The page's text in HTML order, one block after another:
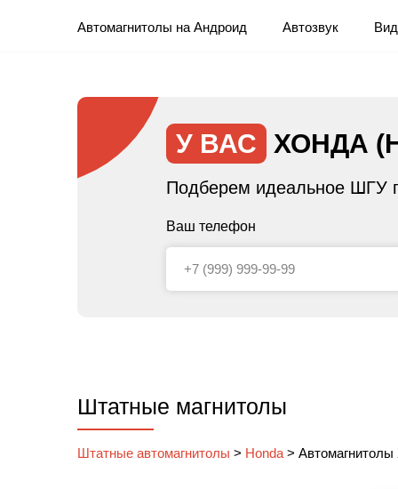
Автомагнитолы на Андроид Автозвук
У ВАС ХОНДА
Подберем идеальное ШГУ
Ваш телефон
Штатные магнитолы
Штатные автомагнитолы > Honda >